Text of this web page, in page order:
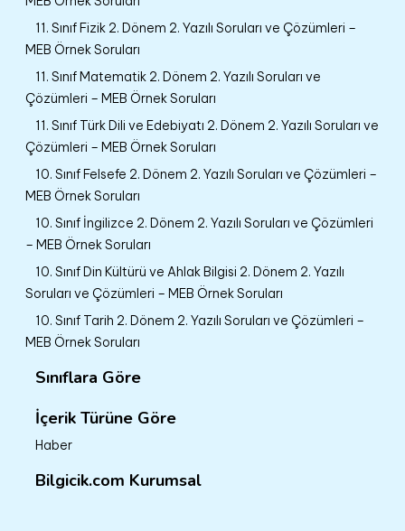
11. Sınıf Fizik 2. Dönem 2. Yazılı Soruları ve Çözümleri –
MEB Örnek Soruları
11. Sınıf Matematik 2. Dönem 2. Yazılı Soruları ve
Çözümleri – MEB Örnek Soruları
11. Sınıf Türk Dili ve Edebiyatı 2. Dönem 2. Yazılı Soruları ve
Çözümleri – MEB Örnek Soruları
10. Sınıf Felsefe 2. Dönem 2. Yazılı Soruları ve Çözümleri –
MEB Örnek Soruları
10. Sınıf İngilizce 2. Dönem 2. Yazılı Soruları ve Çözümleri
– MEB Örnek Soruları
10. Sınıf Din Kültürü ve Ahlak Bilgisi 2. Dönem 2. Yazılı
Soruları ve Çözümleri – MEB Örnek Soruları
10. Sınıf Tarih 2. Dönem 2. Yazılı Soruları ve Çözümleri –
MEB Örnek Soruları
Sınıflara Göre
İçerik Türüne Göre
Haber
Bilgicik.com Kurumsal